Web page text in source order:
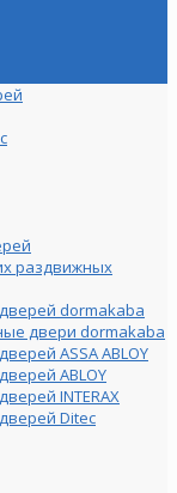
раздвижных
dormakaba
двери dormakaba
ASSA ABLOY
ABLOY
INTERAX
Ditec